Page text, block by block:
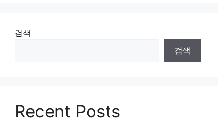
검색
검색
Recent Posts